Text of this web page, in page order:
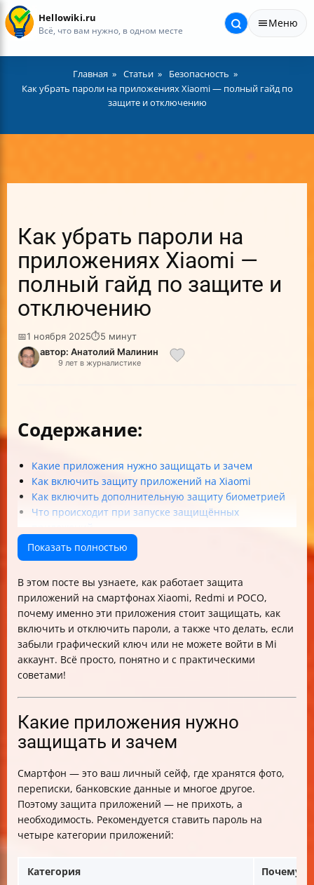
Hellowiki.ru
Всё, что вам нужно, в одном месте
Меню
Главная Статьи
Безопасность
Как убрать пароли на приложениях Xiaomi — полный гайд по
защите и отключению
Как убрать пароли на
приложениях Xiaomi —
полный гайд по защите и
отключению
📅1 ноября 2025⏱5 минут
автор: Анатолий Малинин
9 лет в журналистике
Содержание:
Какие приложения нужно защищать и зачем
Как включить защиту приложений на Xiaomi
Как включить дополнительную защиту биометрией
Что происходит при запуске защищённых
Как отключить защиту приложений
Что делать, если забыли графический ключ или не
Можно ли управлять списком защищённых
приложений после настройки
Особенности разных версий MIUI и моделей Xiaomi
Как понять, что приложение действительно
защищено
Полезные советы и предосторожности
Итоговая таблица настроек защиты приложений на
Xiaomi
Показать полностью
В этом посте вы узнаете, как работает защита
приложений на смартфонах Xiaomi, Redmi и POCO,
почему именно эти приложения стоит защищать, как
включить и отключить пароли, а также что делать, если
забыли графический ключ или не можете войти в Mi
аккаунт. Всё просто, понятно и с практическими
советами!
Какие приложения нужно
защищать и зачем
Смартфон — это ваш личный сейф, где хранятся фото,
переписки, банковские данные и многое другое.
Поэтому защита приложений — не прихоть, а
необходимость. Рекомендуется ставить пароль на
четыре категории приложений:
Категория Почему